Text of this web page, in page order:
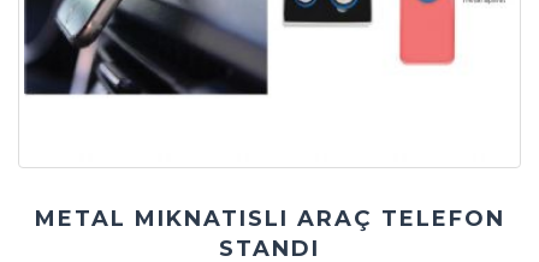
METAL MIKNATISLI ARAÇ TELEFON
STANDI